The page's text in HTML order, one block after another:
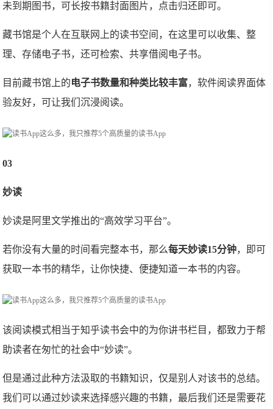
未到期图书，可长按书籍封面图片，点击归还即可。
藏书馆是个人在互联网上的读书空间，在这里可以收集、整
理、存储电子书，还可检索、共享借阅电子书。
目前藏书馆上的电子书数量和种类比较丰富，软件阅读界面体
验友好，可让我们沉浸阅读。
03
妙读
妙读是阿里文学推出的“高效学习平台”。
若你没有大量的时间看完整本书，那么每天妙读15分钟，即可
获取一本书的精华，让你快捷、便捷知道一本书的内容。
该阅读模式相当于知乎读书会中的为你讲书栏目，都致力于帮
助读者在匆忙的社会中“妙读”。
但是通过此种方法汲取的书籍知识，仅是别人对该书的总结。
我们可以通过妙读来选择感兴趣的书籍，最后我们还是需要花